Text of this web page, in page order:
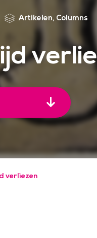
Artikelen, Columns
verliezen